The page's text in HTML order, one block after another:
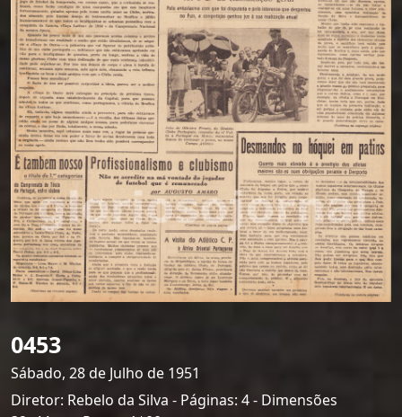
0453
Sábado, 28 de Julho de 1951
Diretor: Rebelo da Silva - Páginas: 4 - Dimensões